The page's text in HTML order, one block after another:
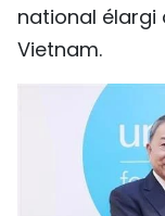
national élargi
Vietnam.